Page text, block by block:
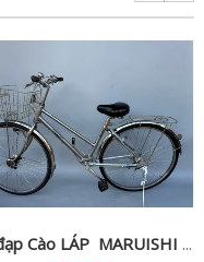
Xe đạp Cào LÁP MARUISHI . Japan